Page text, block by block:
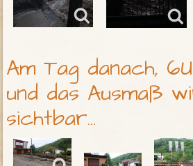
Am Tag danach,
und das Ausmaß
sichtbar...